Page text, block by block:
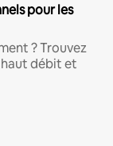
pour les
? Trouvez
haut débit et